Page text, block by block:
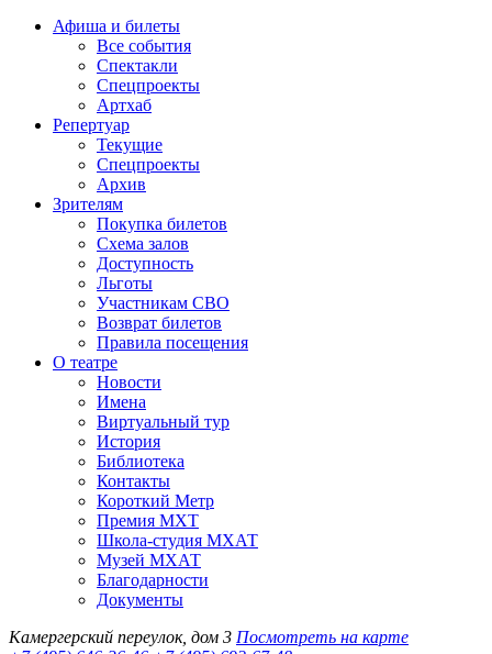
Афиша и билеты
Все события
Спектакли
Спецпроекты
Артхаб
Репертуар
Текущие
Спецпроекты
Архив
Зрителям
Покупка билетов
Схема залов
Доступность
Льготы
Участникам СВО
Возврат билетов
Правила посещения
О театре
Новости
Имена
Виртуальный тур
История
Библиотека
Контакты
Короткий Метр
Премия МХТ
Школа-студия МХАТ
Музей МХАТ
Благодарности
Документы
Камергерский переулок, дом 3 Посмотреть на карте